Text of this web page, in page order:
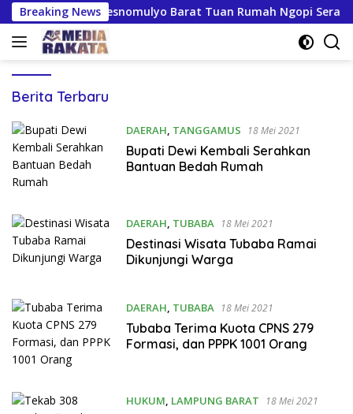
Langsung
ke
konten
Breaking News
Persiapan Kresnomulyo Barat Tuan Rumah Ngopi Serasi Ke-
MEDIA
Berita Terbaru
DAERAH, TANGGAMUS 18 Mei 2021
Bupati Dewi Kembali Serahkan
Bantuan Bedah Rumah
DAERAH, TUBABA 18 Mei 2021
Destinasi Wisata Tubaba Ramai
Dikunjungi Warga
DAERAH, TUBABA 18 Mei 2021
Tubaba Terima Kuota CPNS 279
Formasi, dan PPPK 1001 Orang
HUKUM, LAMPUNG BARAT 18 Mei 2021